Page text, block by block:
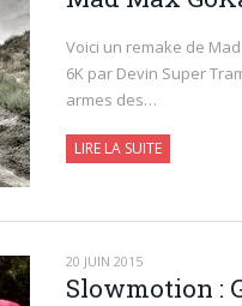
Voici un remake de
6K par Devin Super
armes des…
LIRE LA SUITE
20 JUIN 2015
Slowmotion :